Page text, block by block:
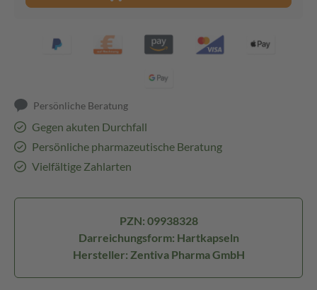
Persönliche Beratung
Gegen akuten Durchfall
Persönliche pharmazeutische Beratung
Vielfältige Zahlarten
PZN: 09938328
Darreichungsform: Hartkapseln
Hersteller: Zentiva Pharma GmbH